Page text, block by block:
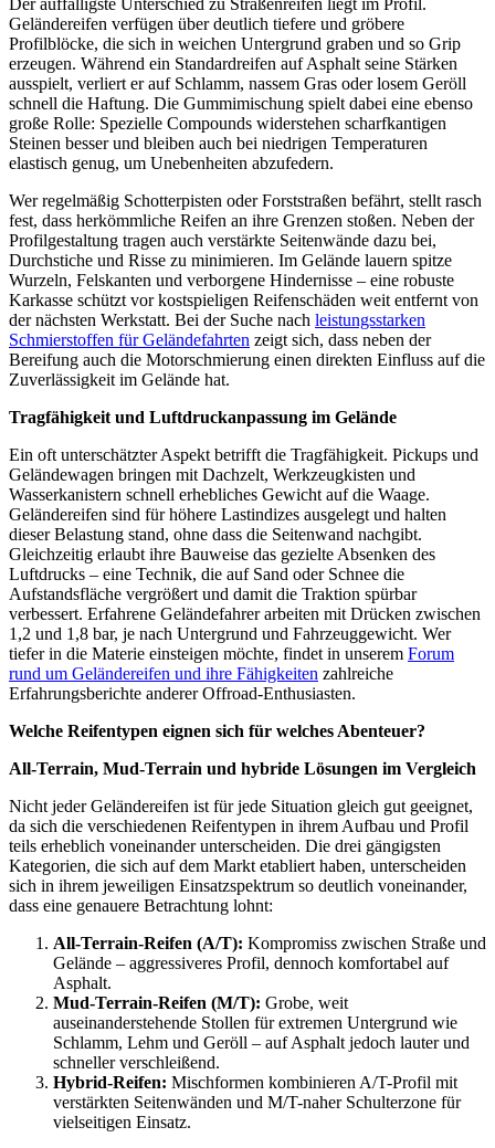
Geländereifen verfügen über deutlich tiefere und gröbere
Profilblöcke, die sich in weichen Untergrund graben und so Grip
erzeugen. Während ein Standardreifen auf Asphalt seine Stärken
ausspielt, verliert er auf Schlamm, nassem Gras oder losem Geröll
schnell die Haftung. Die Gummimischung spielt dabei eine ebenso
große Rolle: Spezielle Compounds widerstehen scharfkantigen
Steinen besser und bleiben auch bei niedrigen Temperaturen
elastisch genug, um Unebenheiten abzufedern.
Wer regelmäßig Schotterpisten oder Forststraßen befährt, stellt rasch
fest, dass herkömmliche Reifen an ihre Grenzen stoßen. Neben der
Profilgestaltung tragen auch verstärkte Seitenwände dazu bei,
Durchstiche und Risse zu minimieren. Im Gelände lauern spitze
Wurzeln, Felskanten und verborgene Hindernisse – eine robuste
Karkasse schützt vor kostspieligen Reifenschäden weit entfernt von
der nächsten Werkstatt. Bei der Suche nach leistungsstarken
Schmierstoffen für Geländefahrten zeigt sich, dass neben der
Bereifung auch die Motorschmierung einen direkten Einfluss auf die
Zuverlässigkeit im Gelände hat.
Tragfähigkeit und Luftdruckanpassung im Gelände
Ein oft unterschätzter Aspekt betrifft die Tragfähigkeit. Pickups und
Geländewagen bringen mit Dachzelt, Werkzeugkisten und
Wasserkanistern schnell erhebliches Gewicht auf die Waage.
Geländereifen sind für höhere Lastindizes ausgelegt und halten
dieser Belastung stand, ohne dass die Seitenwand nachgibt.
Gleichzeitig erlaubt ihre Bauweise das gezielte Absenken des
Luftdrucks – eine Technik, die auf Sand oder Schnee die
Aufstandsfläche vergrößert und damit die Traktion spürbar
verbessert. Erfahrene Geländefahrer arbeiten mit Drücken zwischen
1,2 und 1,8 bar, je nach Untergrund und Fahrzeuggewicht. Wer
tiefer in die Materie einsteigen möchte, findet in unserem Forum
rund um Geländereifen und ihre Fähigkeiten zahlreiche
Erfahrungsberichte anderer Offroad-Enthusiasten.
Welche Reifentypen eignen sich für welches Abenteuer?
All-Terrain, Mud-Terrain und hybride Lösungen im Vergleich
Nicht jeder Geländereifen ist für jede Situation gleich gut geeignet,
da sich die verschiedenen Reifentypen in ihrem Aufbau und Profil
teils erheblich voneinander unterscheiden. Die drei gängigsten
Kategorien, die sich auf dem Markt etabliert haben, unterscheiden
sich in ihrem jeweiligen Einsatzspektrum so deutlich voneinander,
dass eine genauere Betrachtung lohnt:
All-Terrain-Reifen (A/T): Kompromiss zwischen Straße und
Gelände – aggressiveres Profil, dennoch komfortabel auf
Asphalt.
Mud-Terrain-Reifen (M/T): Grobe, weit
auseinanderstehende Stollen für extremen Untergrund wie
Schlamm, Lehm und Geröll – auf Asphalt jedoch lauter und
schneller verschleißend.
Hybrid-Reifen: Mischformen kombinieren A/T-Profil mit
verstärkten Seitenwänden und M/T-naher Schulterzone für
vielseitigen Einsatz.